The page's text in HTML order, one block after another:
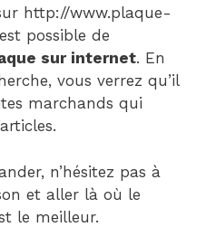
http://www.plaque-
possible de
sur internet. En
vous verrez qu’il
marchands qui
n’hésitez pas à
et aller là où le
le meilleur.